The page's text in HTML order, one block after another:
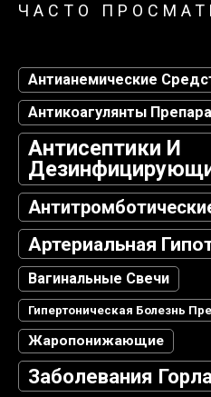
ЧАСТО
Антианемические
Антикоагулянты
Антисептики И
Артериальная
Вагинальные Свечи
Гипертоническая Болезнь
Жаропонижающие
Заболевания